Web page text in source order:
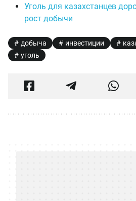
Уголь для казахстанцев
рост добычи
добыча инвестиции
уголь